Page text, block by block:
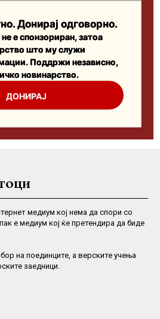
медиум кој нема да спори со
е медиум кој ќе претендира да биде
на поединците, а верските учења
заедници.